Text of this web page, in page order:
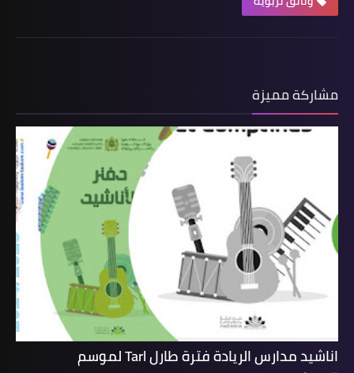
مشاركة مميزة
اناشيد مدارس الريادة فترة طارل Tarl لموسم